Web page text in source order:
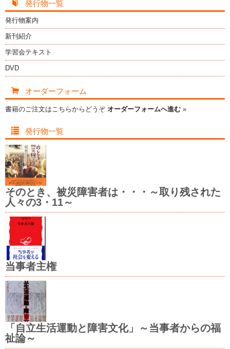
発行物一覧
発行物案内
新刊紹介
学習会テキスト
DVD
オーダーフォーム
書籍のご注文はこちらからどうぞ オーダーフォームへ進む »
発行物一覧
そのとき、被災障害者は・・・～取り残された
人々の3・11～
当事者主権
「自立生活運動と障害文化」～当事者からの福
祉論～